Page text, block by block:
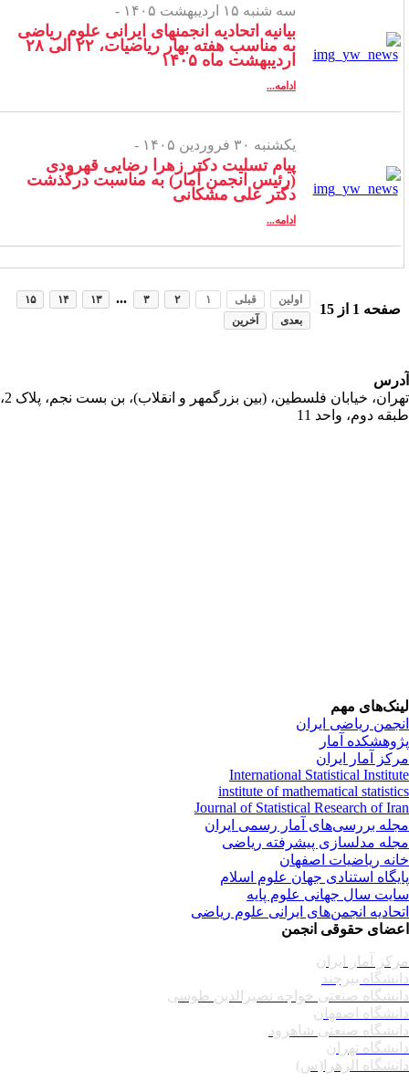
سه شنبه ۱۵ اردیبهشت ۱۴۰۵ -
بیانیه اتحادیه انجمن­های ایرانی علوم ریاضی
به مناسب هفته بهار ریاضیات، ۲۲ الی ۲۸
اردیبهشت ماه ۱۴۰۵
ادامه...
یکشنبه ۳۰ فروردین ۱۴۰۵ -
پیام تسلیت دکتر زهرا رضایی قهرودی
(رئیس انجمن آمار) به مناسبت درگذشت
دکتر علی مشکانی
ادامه...
صفحه1 از15
اولین قبلی ... ۱۳ ۱۴
۱۵
بعدی
آخرین
تهران، خیابان فلسطین، (بین بزرگمهر و انقلاب)، بن بست نجم، پلاک 2،
دوم، واحد 11
مهم
ریاضی ایران
آمار
آمار ایران
International Statistical
institute of mathematical
Journal of Statistical Research of
بررسی‌های آمار رسمی ایران
مدلسازی پیشرفته ریاضی
ریاضیات اصفهان
استنادی جهان علوم اسلام
سال جهانی علوم پایه
انجمن‌های ایرانی علوم ریاضی
حقوقی انجمن
آمار ایران
بیرجند
صنعتی خواجه نصیرالدین طوسی
اصفهان
صنعتی شاهرود
تهران
الزهرا(س)